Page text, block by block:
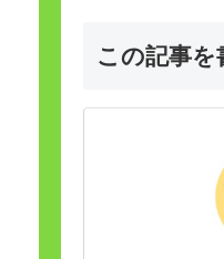
この記事を